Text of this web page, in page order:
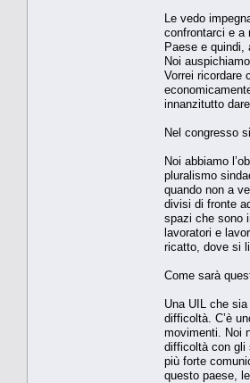
Le vedo
confrontarci e a
Paese e quindi,
Noi
Vorrei ricordare
innanzitutto
Nel congresso
Noi abbiamo
pluralismo
quando non a
divisi di fronte
spazi che sono
lavoratori e
ricatto, dove si
Come sarà
Una UIL che
difficoltà. C’è
movimenti. Noi
difficoltà con gli
più forte
questo paese,